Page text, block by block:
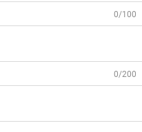
0/100
0/200